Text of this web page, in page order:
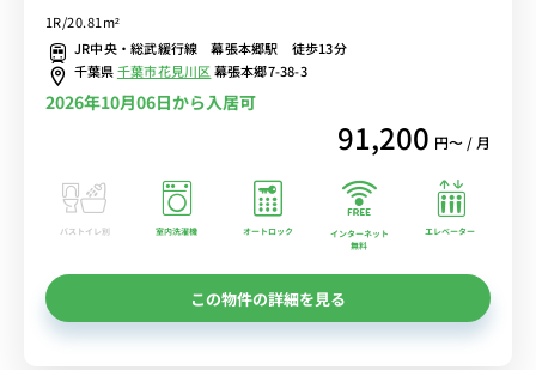
採光で明るいお部屋♪安心のオートロック＆宅配BOX完備♪人気のデ
スク＆チェア付き♪■JR総武線・京成千葉線の2路線利用可/秋葉
原・新宿まで乗換なし/駅前には24時間営業のスーパー「ワイズマー
ト」あり
1R/20.81m²
JR中央・総武緩行線 幕張本郷駅 徒歩13分
千葉県千葉市花見川区幕張本郷7-38-3
2026年10月06日から入居可
91,200 円〜 / 月
バストイレ別 室内洗濯機 オートロック
インターネット
無料
エレベーター
この物件の詳細を見る